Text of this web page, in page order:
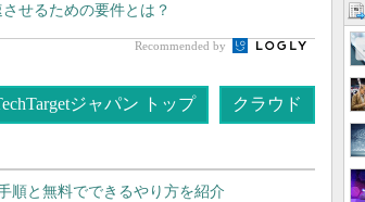
せるための要件とは？
Recommended by
ジャパン トップ クラウド
順と無料でできるやり方を紹介